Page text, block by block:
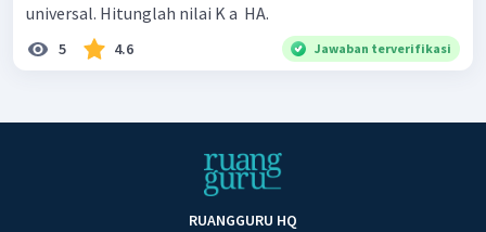
universal. Hitunglah nilai K a ​ HA.
5 4.6 Jawaban terverifikasi
RUANGGURU HQ